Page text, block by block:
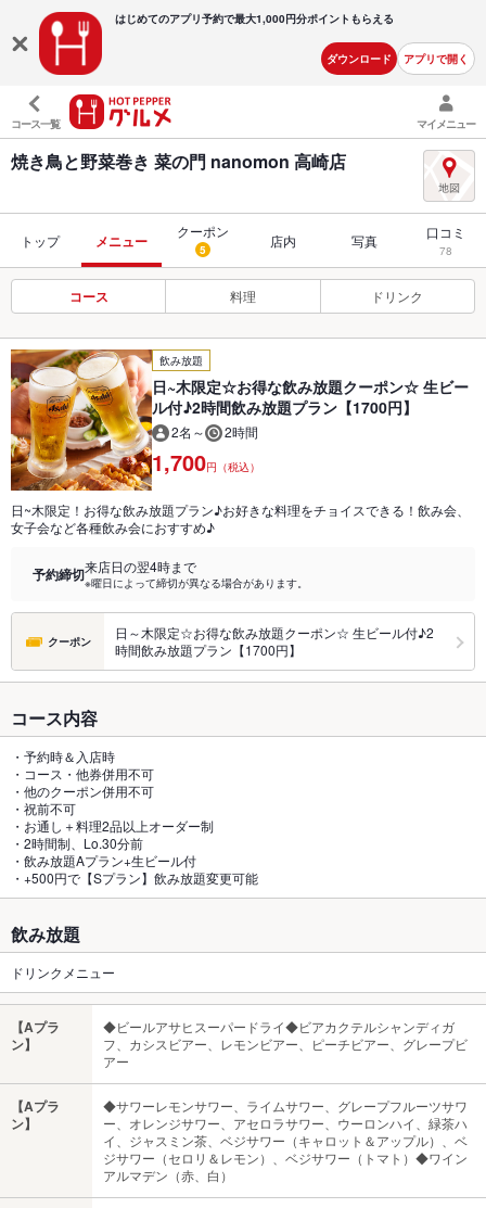
はじめてのアプリ予約で最大1,000円分ポイントもらえる
ダウンロード アプリで開く
コース一覧 マイメニュー
焼き鳥と野菜巻き 菜の門 nanomon 高崎店
トップ メニュー
クーポン
5 店内 写真 口コミ
78
コース 料理 ドリンク
飲み放題
日~木限定☆お得な飲み放題クーポン☆ 生ビー
ル付♪2時間飲み放題プラン【1700円】
2名～ 2時間
1,700円（税込）
日~木限定！お得な飲み放題プラン♪お好きな料理をチョイスできる！飲み会、
女子会など各種飲み会におすすめ♪
予約締切来店日の翌4時まで
※曜日によって締切が異なる場合があります。
クーポン
日～木限定☆お得な飲み放題クーポン☆ 生ビール付♪2
時間飲み放題プラン【1700円】
コース内容
・予約時＆入店時
・コース・他券併用不可
・他のクーポン併用不可
・祝前不可
・お通し＋料理2品以上オーダー制
・2時間制、Lo.30分前
・飲み放題Aプラン+生ビール付
・+500円で【Sプラン】飲み放題変更可能
飲み放題
ドリンクメニュー
【Aプラ
ン】
◆ビールアサヒスーパードライ◆ビアカクテルシャンディガ
フ、カシスビアー、レモンビアー、ピーチビアー、グレープビ
アー
【Aプラ
ン】
◆サワーレモンサワー、ライムサワー、グレープフルーツサワ
ー、オレンジサワー、アセロラサワー、ウーロンハイ、緑茶ハ
イ、ジャスミン茶、ベジサワー（キャロット＆アップル）、ベ
ジサワー（セロリ＆レモン）、ベジサワー（トマト）◆ワイン
アルマデン（赤、白）